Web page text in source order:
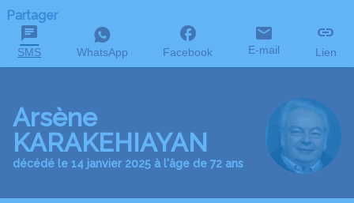
Partager
SMS WhatsApp Facebook E-mail Lien
Arsène
KARAKEHIAYAN
décédé le 14 janvier 2025 à l'âge de 72 ans